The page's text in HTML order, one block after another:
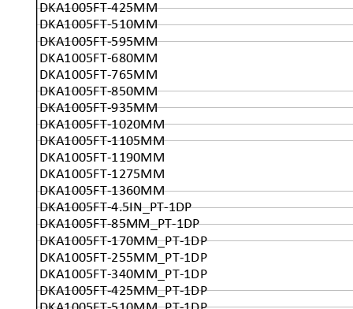
DKA1005FT-425MM
DKA1005FT-510MM
DKA1005FT-595MM
DKA1005FT-680MM
DKA1005FT-765MM
DKA1005FT-850MM
DKA1005FT-935MM
DKA1005FT-1020MM
DKA1005FT-1105MM
DKA1005FT-1190MM
DKA1005FT-1275MM
DKA1005FT-1360MM
DKA1005FT-4.5IN_PT-1DP
DKA1005FT-85MM_PT-1DP
DKA1005FT-170MM_PT-1DP
DKA1005FT-255MM_PT-1DP
DKA1005FT-340MM_PT-1DP
DKA1005FT-425MM_PT-1DP